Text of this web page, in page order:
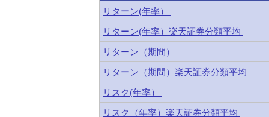
リターン(年率）
リターン(年率）楽天証券分類平均
リターン（期間）
リターン（期間）楽天証券分類平均
リスク(年率）
リスク（年率）楽天証券分類平均